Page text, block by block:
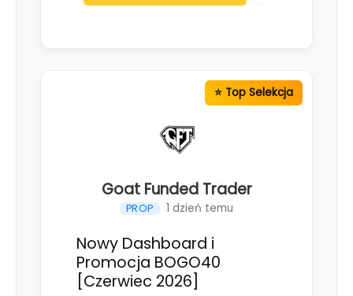
Goat Funded Trader
PROP 1 dzień temu
Nowy Dashboard i
Promocja BOGO40
[Czerwiec 2026]